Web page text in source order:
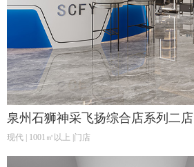
泉州石狮神采飞扬综合店系列二店
现代 | 1001㎡以上 |门店